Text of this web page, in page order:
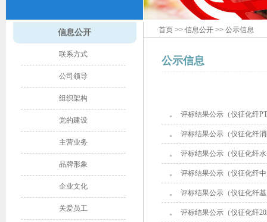
信息公开
联系方式
公司领导
组织架构
党的建设
主营业务
品牌形象
企业文化
关爱员工
首页 >> 信息公开 >> 公示信息
公示​信息​
评标结果公示（仪征化纤
评标结果公示（仪征化纤
评标结果公示（仪征化纤
评标结果公示（仪征化纤
评标结果公示（仪征化纤
评标结果公示（仪征化纤